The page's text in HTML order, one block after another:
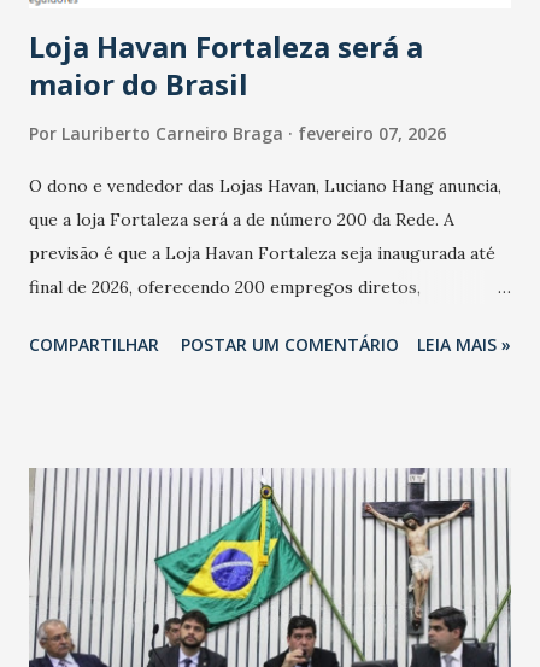
cresceu. De acordo com a pesquisa, 44% dos n...
Loja Havan Fortaleza será a
maior do Brasil
Por Lauriberto Carneiro Braga fevereiro 07, 2026
O dono e vendedor das Lojas Havan, Luciano Hang anuncia,
que a loja Fortaleza será a de número 200 da Rede. A
previsão é que a Loja Havan Fortaleza seja inaugurada até
final de 2026, oferecendo 200 empregos diretos,
Havan Fortaleza ainda não foi anunciada oficialmente, mas
COMPARTILHAR POSTAR UM COMENTÁRIO LEIA MAIS »